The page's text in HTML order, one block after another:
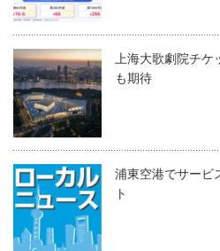
上海大歌劇院チ
も期待
浦東空港でサービ
ト